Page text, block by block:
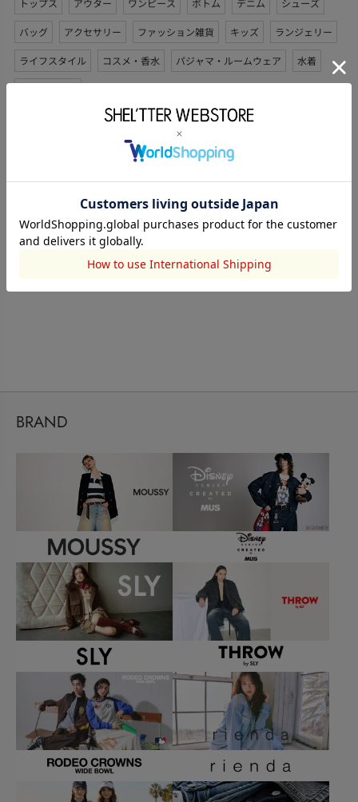
トップス アウター ワンピース ボトム デニム
シューズ
バッグ
アクセサリー ファッション雑貨 キッズ
ランジェリー
ライフスタイル
コスメ・香水 パジャマ・ルームウェア
水着
RODEO CROWNS WIDE BOWL
rienda
RIENDA GOLF
AZUL BY MOUSSY
LAGUA GEM RIM.ARK
73Hours STYLEMIXER HeRIN.CYE LOVUS gallery
BRAND